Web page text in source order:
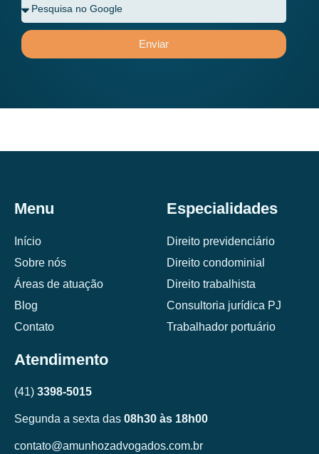
Enviar
Menu
Início
Sobre nós
Áreas de atuação
Blog
Contato
Especialidades
Direito previdenciário
Direito condominial
Direito trabalhista
Consultoria jurídica PJ
Trabalhador portuário
Atendimento
(41) 3398-5015
Segunda a sexta das 08h30 às 18h00
contato@amunhozadvogados.com.br